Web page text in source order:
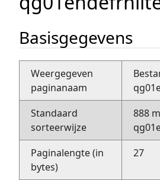
Basisgegevens
Weergegeven
paginanaam
Standaard
sorteerwijze
888
Paginalengte (in
bytes)
27